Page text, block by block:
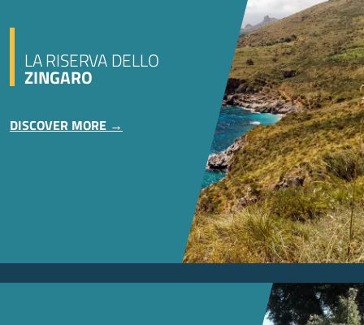
LA RISERVA DELLO
ZINGARO
DISCOVER MORE